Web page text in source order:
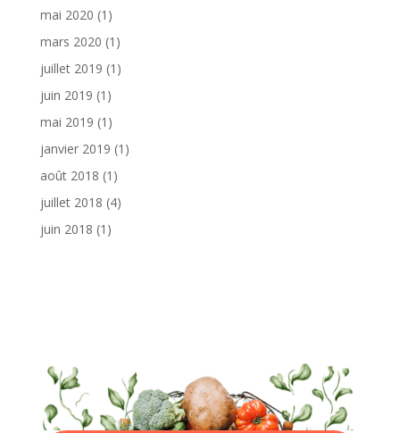
mai 2020 (1)
mars 2020 (1)
juillet 2019 (1)
juin 2019 (1)
mai 2019 (1)
janvier 2019 (1)
août 2018 (1)
juillet 2018 (4)
juin 2018 (1)